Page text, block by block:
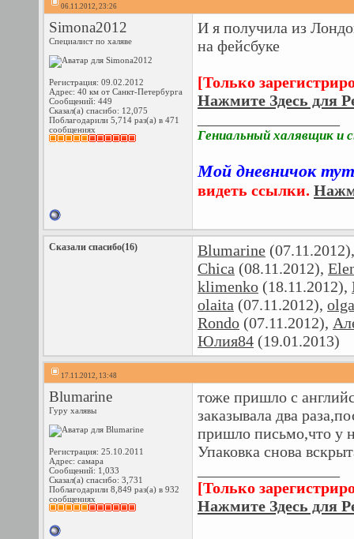
06.11.2012, 23:26
Simona2012
Специалист по халяве
Регистрация: 09.02.2012
Адрес: 40 км от Санкт-Петербурга
Сообщений: 449
Сказал(а) спасибо: 12,075
Поблагодарили 5,714 раз(а) в 471
сообщениях
И я получила из
на фейсбуке
[Только
Нажмите Здесь для
Гениальный халявщик и
Мой дневничок тут
видеть ссылки.
Сказали спасибо(16) Blumarine
Chica (08.11.2012),
klimenko (18.11.2012),
olaita (07.11.2012),
Rondo (07.11.2012),
Юлия84 (19.01.2013)
17.11.2012, 13:48
Blumarine
Гуру халявы
Регистрация: 25.10.2011
Адрес: самара
Сообщений: 1,033
Сказал(а) спасибо: 3,731
Поблагодарили 8,849 раз(а) в 932
сообщениях
тоже пришло с
заказывала два
пришло письмо,что у
Упаковка снова
[Только
Нажмите Здесь для